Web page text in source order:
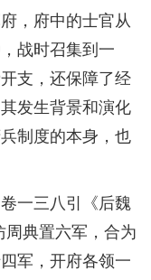
，府中的士官从
战时召集到一
支，还保障了经
发生背景和演化
制度的本身，也
一三八引《后魏
周典置六军，合为
军，开府各领一